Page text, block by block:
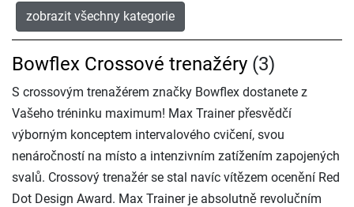
zobrazit všechny kategorie
Bowflex Crossové trenažéry (3)
S crossovým trenažérem značky Bowflex dostanete z
Vašeho tréninku maximum! Max Trainer přesvědčí
výborným konceptem intervalového cvičení, svou
nenáročností na místo a intenzivním zatížením zapojených
svalů. Crossový trenažér se stal navíc vítězem ocenění Red
Dot Design Award. Max Trainer je absolutně revolučním